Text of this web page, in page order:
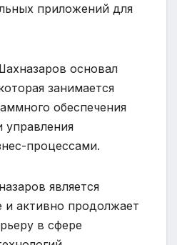
приложений для
основал
занимается
обеспечения
управления
процессами.
является
и активно продолжает
в сфере